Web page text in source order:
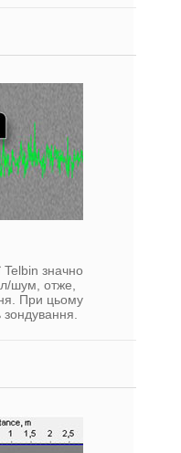
Telbin значно
шум, отже,
При цьому